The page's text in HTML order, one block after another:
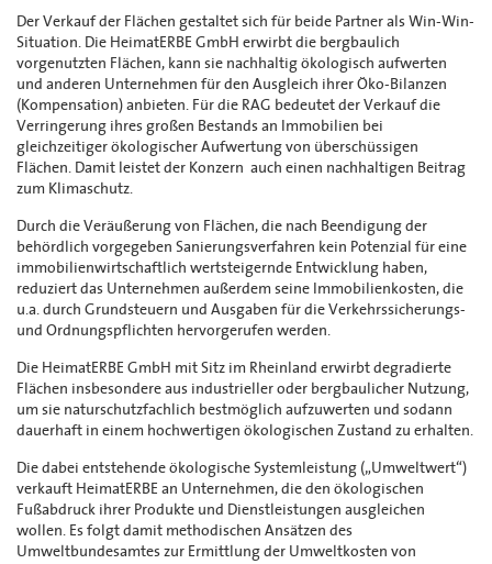
Der Verkauf der Flächen gestaltet sich für beide Partner als Win-Win-
Situation. Die HeimatERBE GmbH erwirbt die bergbaulich
vorgenutzten Flächen, kann sie nachhaltig ökologisch aufwerten
und anderen Unternehmen für den Ausgleich ihrer Öko-Bilanzen
(Kompensation) anbieten. Für die RAG bedeutet der Verkauf die
Verringerung ihres großen Bestands an Immobilien bei
gleichzeitiger ökologischer Aufwertung von überschüssigen
Flächen. Damit leistet der Konzern auch einen nachhaltigen Beitrag
zum Klimaschutz.
Durch die Veräußerung von Flächen, die nach Beendigung der
behördlich vorgegeben Sanierungsverfahren kein Potenzial für eine
immobilienwirtschaftlich wertsteigernde Entwicklung haben,
reduziert das Unternehmen außerdem seine Immobilienkosten, die
u.a. durch Grundsteuern und Ausgaben für die Verkehrssicherungs-
und Ordnungspflichten hervorgerufen werden.
Die HeimatERBE GmbH mit Sitz im Rheinland erwirbt degradierte
Flächen insbesondere aus industrieller oder bergbaulicher Nutzung,
um sie naturschutzfachlich bestmöglich aufzuwerten und sodann
dauerhaft in einem hochwertigen ökologischen Zustand zu erhalten.
Die dabei entstehende ökologische Systemleistung („Umweltwert“)
verkauft HeimatERBE an Unternehmen, die den ökologischen
Fußabdruck ihrer Produkte und Dienstleistungen ausgleichen
wollen. Es folgt damit methodischen Ansätzen des
Umweltbundesamtes zur Ermittlung der Umweltkosten von